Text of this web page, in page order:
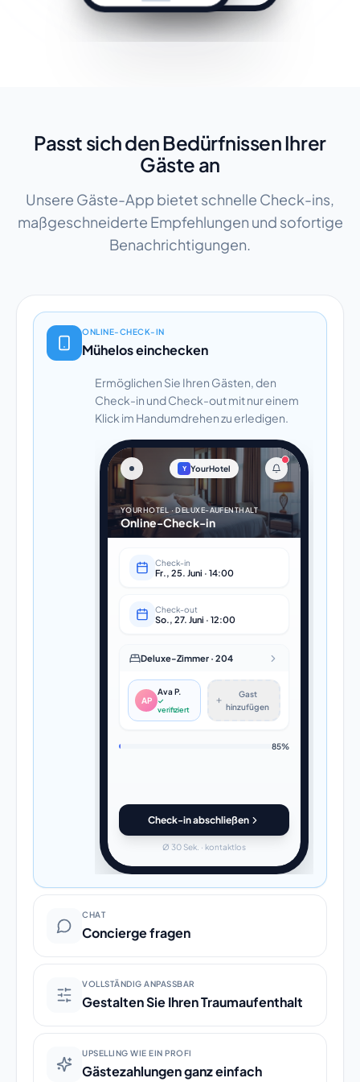
Passt sich den Bedürfnissen Ihrer
Gäste an
Unsere Gäste-App bietet schnelle Check-ins,
maßgeschneiderte Empfehlungen und sofortige
Benachrichtigungen.
ONLINE-CHECK-IN
Mühelos einchecken
Ermöglichen Sie Ihren Gästen, den
Check-in und Check-out mit nur einem
Klick im Handumdrehen zu erledigen.
Y YourHotel
YOURHOTEL · DELUXE-AUFENTHALT
Online-Check-in
Check-in
Fr., 25. Juni · 14:00
Check-out
So., 27. Juni · 12:00
Deluxe-Zimmer · 204
AP
Ava P.
✓
verifiziert
Gast
hinzufügen
85%
Check-in abschließen
Ø 30 Sek. · kontaktlos
CHAT
Concierge fragen
VOLLSTÄNDIG ANPASSBAR
Gestalten Sie Ihren Traumaufenthalt
UPSELLING WIE EIN PROFI
Gästezahlungen ganz einfach